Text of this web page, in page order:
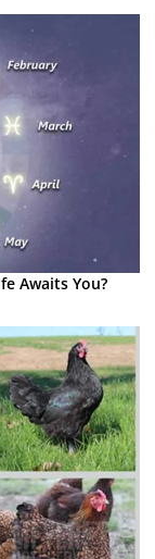
Awaits You?